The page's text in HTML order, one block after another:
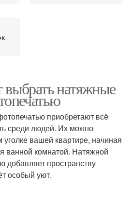
выбрать натяжные
приобретают всё
среди людей. Их можно
вашей квартире, начиная
ванной комнатой. Натяжной
добавляет пространству
особый уют.